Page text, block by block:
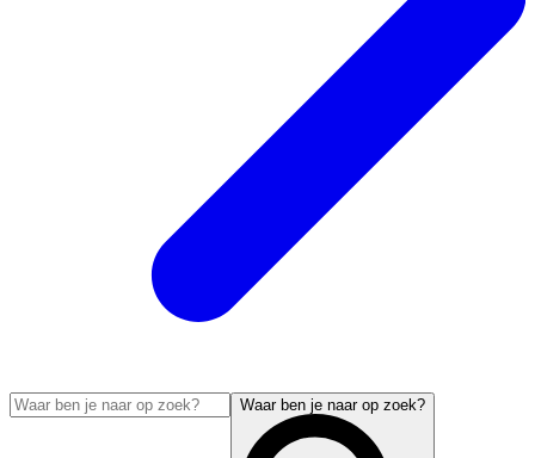
Waar ben je naar op zoek?